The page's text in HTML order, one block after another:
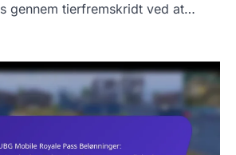
gennem tierfremskridt ved at…